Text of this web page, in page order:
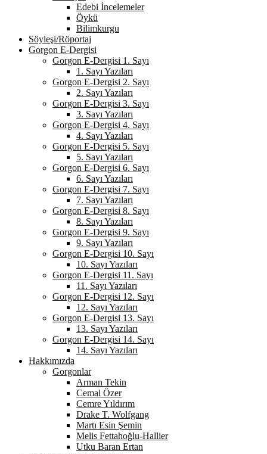
Edebi İncelemeler
Öykü
Bilimkurgu
Söyleşi/Röportaj
Gorgon E-Dergisi
Gorgon E-Dergisi 1. Sayı
1. Sayı Yazıları
Gorgon E-Dergisi 2. Sayı
2. Sayı Yazıları
Gorgon E-Dergisi 3. Sayı
3. Sayı Yazıları
Gorgon E-Dergisi 4. Sayı
4. Sayı Yazıları
Gorgon E-Dergisi 5. Sayı
5. Sayı Yazıları
Gorgon E-Dergisi 6. Sayı
6. Sayı Yazıları
Gorgon E-Dergisi 7. Sayı
7. Sayı Yazıları
Gorgon E-Dergisi 8. Sayı
8. Sayı Yazıları
Gorgon E-Dergisi 9. Sayı
9. Sayı Yazıları
Gorgon E-Dergisi 10. Sayı
10. Sayı Yazıları
Gorgon E-Dergisi 11. Sayı
11. Sayı Yazıları
Gorgon E-Dergisi 12. Sayı
12. Sayı Yazıları
Gorgon E-Dergisi 13. Sayı
13. Sayı Yazıları
Gorgon E-Dergisi 14. Sayı
14. Sayı Yazıları
Hakkımızda
Gorgonlar
Arman Tekin
Cemal Özer
Cemre Yıldırım
Drake T. Wolfgang
Martı Esin Şemin
Melis Fettahoğlu-Hallier
Utku Baran Ertan